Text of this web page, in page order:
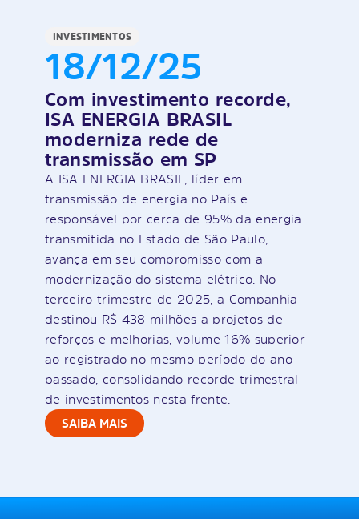
INVESTIMENTOS
18/12/25
Com investimento recorde,
ISA ENERGIA BRASIL
moderniza rede de
transmissão em SP
A ISA ENERGIA BRASIL, líder em
transmissão de energia no País e
responsável por cerca de 95% da energia
transmitida no Estado de São Paulo,
avança em seu compromisso com a
modernização do sistema elétrico. No
terceiro trimestre de 2025, a Companhia
destinou R$ 438 milhões a projetos de
reforços e melhorias, volume 16% superior
ao registrado no mesmo período do ano
passado, consolidando recorde trimestral
de investimentos nesta frente.
SAIBA MAIS